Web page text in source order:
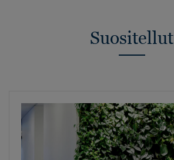
Suositellut